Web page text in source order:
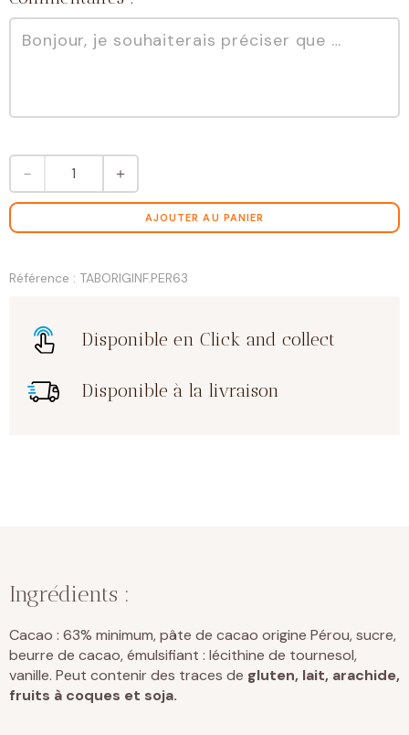
quantité
de
Tablette
chocolat
noir
origine
－ ＋
AJOUTER AU PANIER
Référence : TABORIGINF.PER63
Disponible en Click and collect
Disponible à la livraison
Ingrédients :
Cacao : 63% minimum, pâte de cacao origine Pérou, sucre,
beurre de cacao, émulsifiant : lécithine de tournesol,
vanille. Peut contenir des traces de gluten, lait, arachide,
fruits à coques et soja.